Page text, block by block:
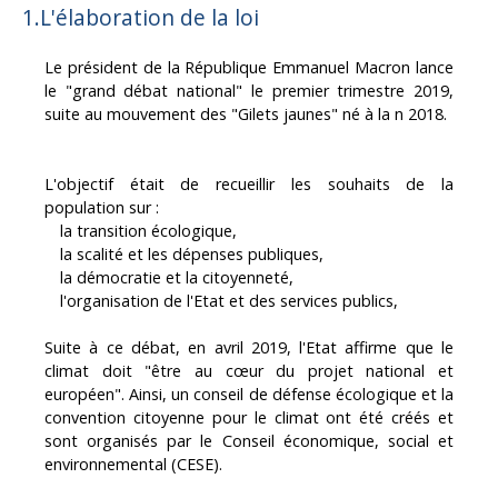
1.L'élaboration de la loi
Le président de la République Emmanuel Macron lance
le "grand débat national" le premier trimestre 2019,
suite au mouvement des "Gilets jaunes" né à la fin 2018.
L'objectif était de recueillir les souhaits de la
population sur :
la transition écologique,
la fiscalité et les dépenses publiques,
la démocratie et la citoyenneté,
l'organisation de l'Etat et des services publics,
Suite à ce débat, en avril 2019, l'Etat affirme que le
climat doit "être au cœur du projet national et
européen". Ainsi, un conseil de défense écologique et la
convention citoyenne pour le climat ont été créés et
sont organisés par le Conseil économique, social et
environnemental (CESE).